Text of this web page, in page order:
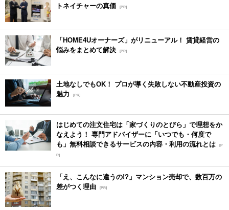
トネイチャーの真価 [PR]
「HOME4Uオーナーズ」がリニューアル！ 賃貸経営の
悩みをまとめて解決 [PR]
土地なしでもOK！ プロが導く失敗しない不動産投資の
魅力
[PR]
はじめての注文住宅は「家づくりのとびら」で理想をか
なえよう！ 専門アドバイザーに「いつでも・何度で
も」無料相談できるサービスの内容・利用の流れとは [P
R]
「え、こんなに違うの!?」マンション売却で、数百万の
差がつく理由 [PR]